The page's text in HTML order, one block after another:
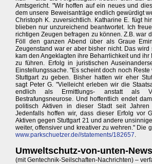
Amtsgericht. "Wir hoffen auf ein neues und
dem unsere Beweisanträge endlich gewürdigt
Christoph K. zuversichtlich. Katharine E. fügt
blieben nur unzureichend beantwortet. Ich
richtigen Zeugen befragen zu können. Z.B. war
Föll den ganzen Abend über als Graue
Zeugenstand war er aber bisher nicht. Das wird
kam den Angeklagten ihre Beharrlichkeit und ihr
zu führen. Erfolg in juristischen
Einstellungssache. "Es scheint doch noch
Stuttgart zu geben. Bisher hatten wir eher
sagt Peter G. "Vielleicht erleben wir die
endlich als Ermittlungs- anstatt als
Bestrafungsneurose. Und hoffentlich endet
politisch Aktiven in dieser Stadt seit Jahren
Jedenfalls hoffen wir, dass dieser Erfolg vor
Aktiven gegen Stuttgart 21 und andere
weiter, offensiver und kreativer zu wehren." Die
www.parkschuetzer.de//statements/182657.
Umweltschutz-von-unten-
(mit Gentechnik-Seilschaften-Nachrichten) –